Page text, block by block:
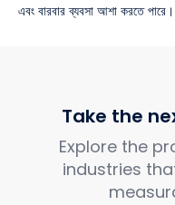
এবং বারবার ব্যবসা আশা করতে পারে।
Take the
Explore the
industries